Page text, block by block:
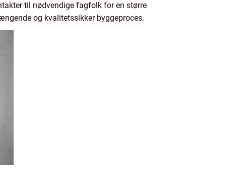
til nødvendige fagfolk for en større
og kvalitetssikker byggeproces.